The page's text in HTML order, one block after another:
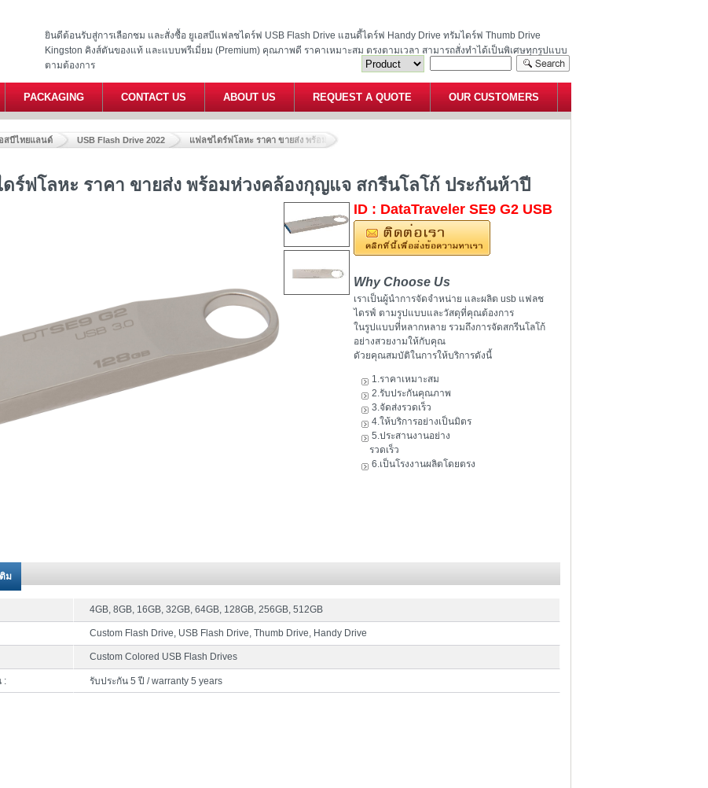
ยินดีต้อนรับสู่การเลือกชม และสั่งซื้อ ยูเอสบีแฟลชไดร์ฟ USB Flash Drive แฮนดี้ไดร์ฟ Handy Drive ทรัมไดร์ฟ Thumb Drive
Kingston คิงส์ตันของแท้ และแบบพรีเมี่ยม (Premium) คุณภาพดี ราคาเหมาะสม ตรงตามเวลา สามารถสั่งทำได้เป็นพิเศษทุกรูปแบบ
ตามต้องการ
PACKAGING CONTACT US ABOUT US REQUEST A QUOTE OUR CUSTOMERS
อสบีไทยแลนด์ USB Flash Drive 2022 แฟลชไดร์ฟโลหะ ราคา ขายส่ง พร้อมห่วงคล้องกุญแจ สกรีนโลโก้ ประกันห้าปี
ร์ฟโลหะ ราคา ขายส่ง พร้อมห่วงคล้องกุญแจ สกรีนโลโก้ ประกันห้าปี
ID : DataTraveler SE9 G2 USB
Why Choose Us
เราเป็นผู้นำการจัดจำหน่าย และผลิต usb แฟลช
ไดรฟ์ ตามรูปแบบและวัสดุที่คุณต้องการ
ในรูปแบบที่หลากหลาย รวมถึงการจัดสกรีนโลโก้
อย่างสวยงามให้กับคุณ
ดัวยคุณสมบัติในการให้บริการดังนี้
1.ราคาเหมาะสม
2.รับประกันคุณภาพ
3.จัดส่งรวดเร็ว
4.ให้บริการอย่างเป็นมิตร
5.ประสานงานอย่าง
รวดเร็ว
6.เป็นโรงงานผลิตโดยตรง
ม
4GB, 8GB, 16GB, 32GB, 64GB, 128GB, 256GB, 512GB
Custom Flash Drive, USB Flash Drive, Thumb Drive, Handy Drive
Custom Colored USB Flash Drives
: รับประกัน 5 ปี / warranty 5 years